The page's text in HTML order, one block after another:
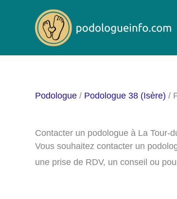
Podologue / Podologue 38 (Isère) /
Contacter un podologue à La Tour-
Vous souhaitez contacter un
une prise de RDV, un conseil ou